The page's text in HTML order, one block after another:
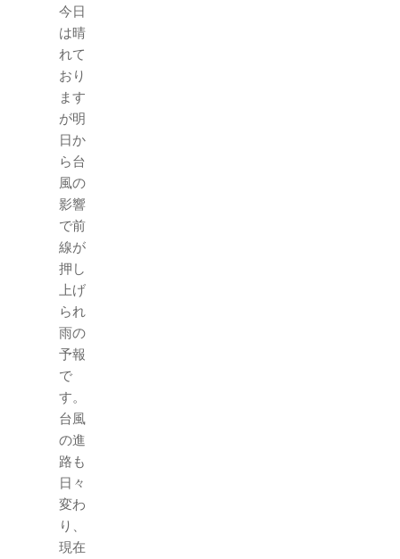
今日
は晴
れて
おり
ます
が明
日か
ら台
風の
影響
で前
線が
押し
上げ
られ
雨の
予報
で
す。
台風
の進
路も
日々
変わ
り、
現在